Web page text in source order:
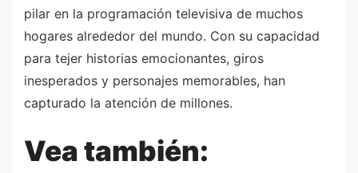
pilar en la programación televisiva de muchos
hogares alrededor del mundo. Con su capacidad
para tejer historias emocionantes, giros
inesperados y personajes memorables, han
capturado la atención de millones.
Vea también: